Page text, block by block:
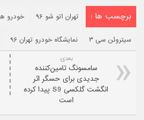
برچسب ها : تهران اتو شو ۹۶ خودرو
سیتروئن سی ۳ نمایشگاه خودرو تهران ۹۶
بعدی:
سامسونگ تامین‌کننده
جدیدی برای حسگر اثر
انگشت گلکسی S9 پیدا کرده
است